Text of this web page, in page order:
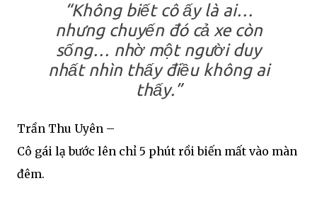
“Không biết cô ấy là ai…
nhưng chuyến đó cả xe còn
sống… nhờ một người duy
nhất nhìn thấy điều không ai
thấy.”
Trần Thu Uyên –
Cô gái lạ bước lên chỉ 5 phút rồi biến mất vào màn
đêm.